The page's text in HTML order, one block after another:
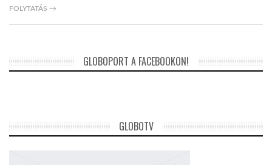
FOLYTATÁS →
GLOBOPORT A FACEBOOKON!
GLOBOTV